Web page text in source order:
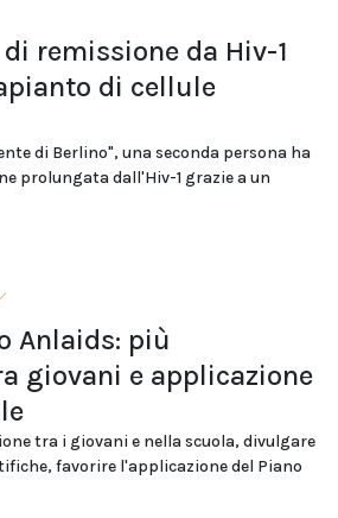
remissione da Hiv-1
di cellule
di Berlino", una seconda persona ha
prolungata dall'Hiv-1 grazie a un
Anlaids: più
giovani e applicazione
tra i giovani e nella scuola, divulgare
favorire l'applicazione del Piano